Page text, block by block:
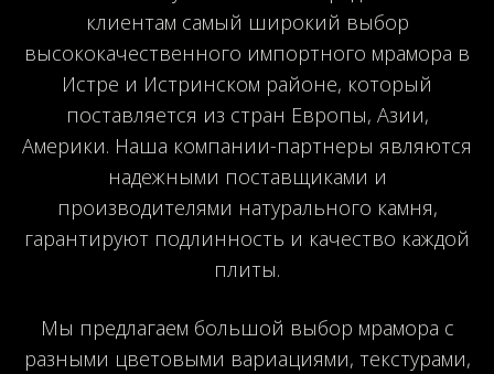
клиентам самый широкий выбор
высококачественного импортного мрамора в
Истре и Истринском районе, который
поставляется из стран Европы, Азии,
Америки. Наша компании-партнеры являются
надежными поставщиками и
производителями натурального камня,
гарантируют подлинность и качество каждой
плиты.
Мы предлагаем большой выбор мрамора с
разными цветовыми вариациями, текстурами,